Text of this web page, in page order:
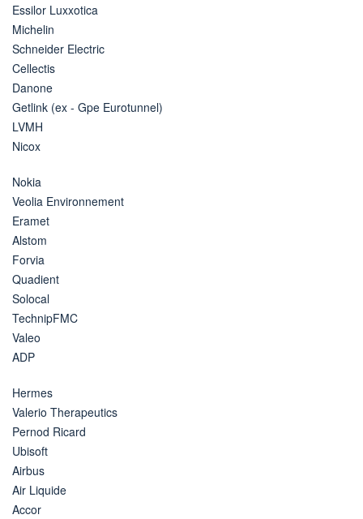
Essilor Luxxotica
Michelin
Schneider Electric
Cellectis
Danone
Getlink (ex - Gpe Eurotunnel)
LVMH
Nicox
Nokia
Veolia Environnement
Eramet
Alstom
Forvia
Quadient
Solocal
TechnipFMC
Valeo
ADP
Hermes
Valerio Therapeutics
Pernod Ricard
Ubisoft
Airbus
Air Liquide
Accor